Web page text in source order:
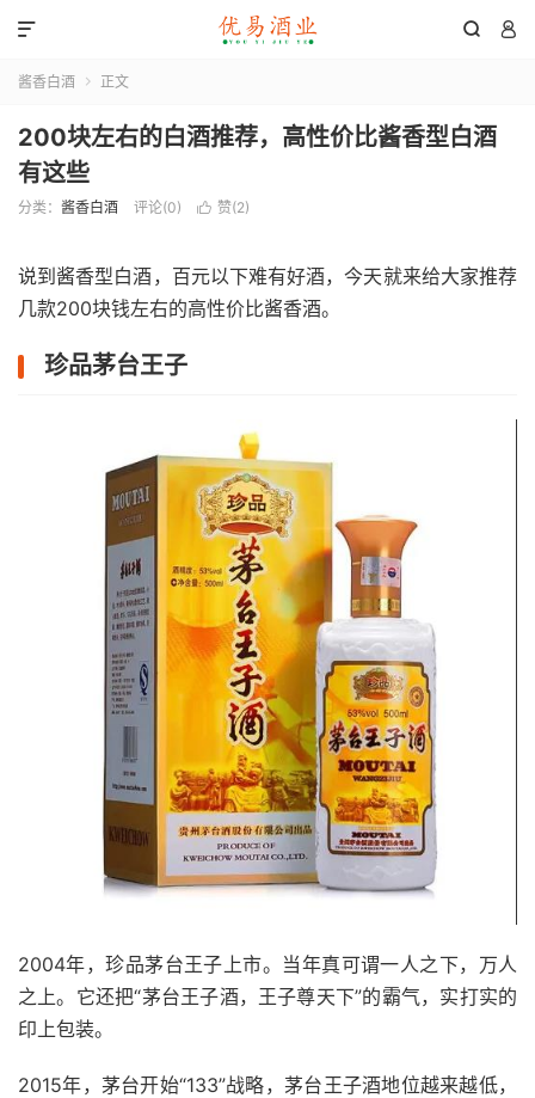
 

酱香白酒  正文
200块左右的白酒推荐，高性价比酱香型白酒
有这些
分类： 酱香白酒 评论(0)  赞(2)
说到酱香型白酒，百元以下难有好酒，今天就来给大家推荐
几款200块钱左右的高性价比酱香酒。
珍品茅台王子
2004年，珍品茅台王子上市。当年真可谓一人之下，万人
之上。它还把“茅台王子酒，王子尊天下”的霸气，实打实的
印上包装。
2015年，茅台开始“133”战略，茅台王子酒地位越来越低，